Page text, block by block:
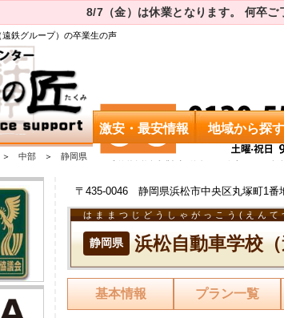
8/7（金）は休業となります。 何卒ご
遠鉄グループ）の卒業生の声
激安・最安情報 地域から探す
中部 静岡県 浜松自動車学校（遠鉄グループ） 卒
〒435-0046 静岡県浜松市中央区丸塚町1番
静岡県 浜松自動車学校
はままつじどうしゃがっこう(えん
基本情報 プラン一覧